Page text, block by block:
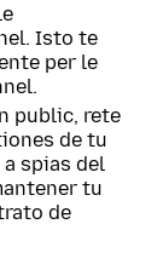
Isto te
per le
public, rete
de tu
spias del
tu
de